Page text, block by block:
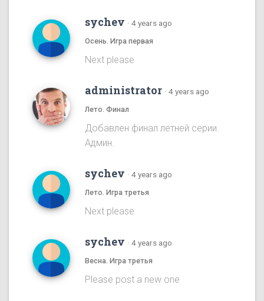
sychev · 4 years ago
Осень. Игра первая
Next please
administrator · 4 years ago
Лето. Финал
Добавлен финал летней серии.
Админ.
sychev · 4 years ago
Лето. Игра третья
Next please
sychev · 4 years ago
Весна. Игра третья
Please post a new one